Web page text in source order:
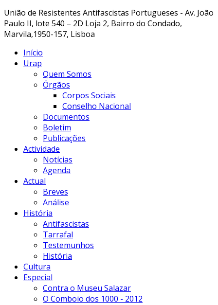
União de Resistentes Antifascistas Portugueses - Av. João
Paulo II, lote 540 – 2D Loja 2, Bairro do Condado,
Marvila,1950-157, Lisboa
Início
Urap
Quem Somos
Órgãos
Corpos Sociais
Conselho Nacional
Documentos
Boletim
Publicações
Actividade
Notícias
Agenda
Actual
Breves
Análise
História
Antifascistas
Tarrafal
Testemunhos
História
Cultura
Especial
Contra o Museu Salazar
O Comboio dos 1000 - 2012